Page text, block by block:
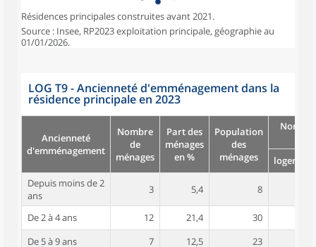
Résidences principales construites avant 2021.
Source : Insee, RP2023 exploitation principale, géographie au
01/01/2026.
LOG T9 - Ancienneté d'emménagement dans la
résidence principale en 2023
Ancienneté
d'emménagement
Nombre
de
ménages
Part des
ménages
en %
Population
des
ménages
logement
Depuis moins de 2
ans
3 5,4 8
De 2 à 4 ans 12 21,4 30
De 5 à 9 ans
7 12,5 23